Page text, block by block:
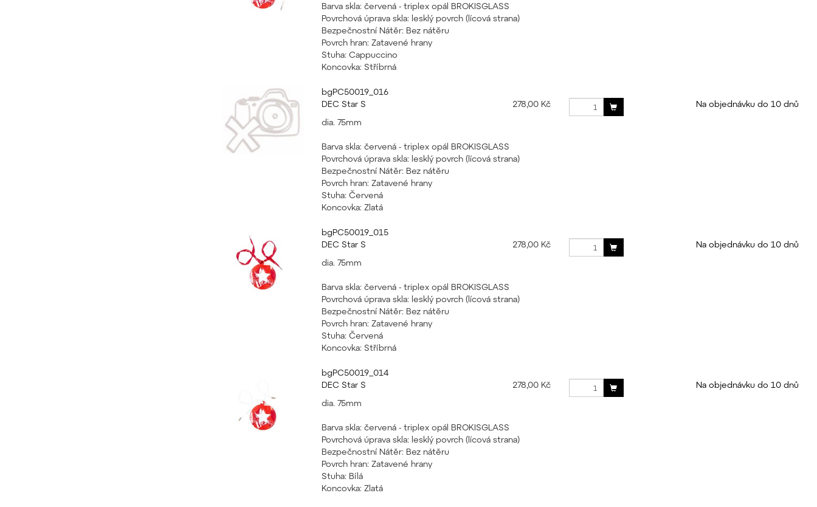
Barva skla: červená - triplex opál BROKISGLASS
Povrchová úprava skla: lesklý povrch (lícová strana)
Bezpečnostní Nátěr: Bez nátěru
Povrch hran: Zatavené hrany
Stuha: Cappuccino
Koncovka: Stříbrná
bgPC50019_016
DEC Star S
278,00 Kč
Na objednávku do 10 dnů
dia. 75mm
Barva skla: červená - triplex opál BROKISGLASS
Povrchová úprava skla: lesklý povrch (lícová strana)
Bezpečnostní Nátěr: Bez nátěru
Povrch hran: Zatavené hrany
Stuha: Červená
Koncovka: Zlatá
bgPC50019_015
DEC Star S
278,00 Kč
Na objednávku do 10 dnů
dia. 75mm
Barva skla: červená - triplex opál BROKISGLASS
Povrchová úprava skla: lesklý povrch (lícová strana)
Bezpečnostní Nátěr: Bez nátěru
Povrch hran: Zatavené hrany
Stuha: Červená
Koncovka: Stříbrná
bgPC50019_014
DEC Star S
278,00 Kč
Na objednávku do 10 dnů
dia. 75mm
Barva skla: červená - triplex opál BROKISGLASS
Povrchová úprava skla: lesklý povrch (lícová strana)
Bezpečnostní Nátěr: Bez nátěru
Povrch hran: Zatavené hrany
Stuha: Bílá
Koncovka: Zlatá